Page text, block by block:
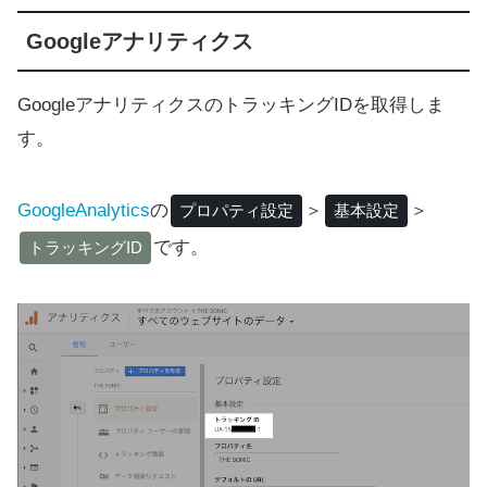
Googleアナリティクス
GoogleアナリティクスのトラッキングIDを取得しま
す。
GoogleAnalyticsの プロパティ設定 ＞ 基本設定 ＞
トラッキングID です。